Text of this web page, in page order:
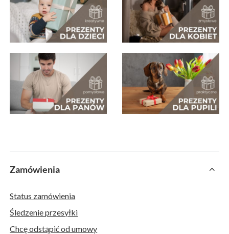
Zamówienia
Status zamówienia
Śledzenie przesyłki
Chcę odstąpić od umowy